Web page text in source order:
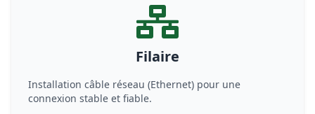
Filaire
Installation câble réseau (Ethernet) pour une
connexion stable et fiable.